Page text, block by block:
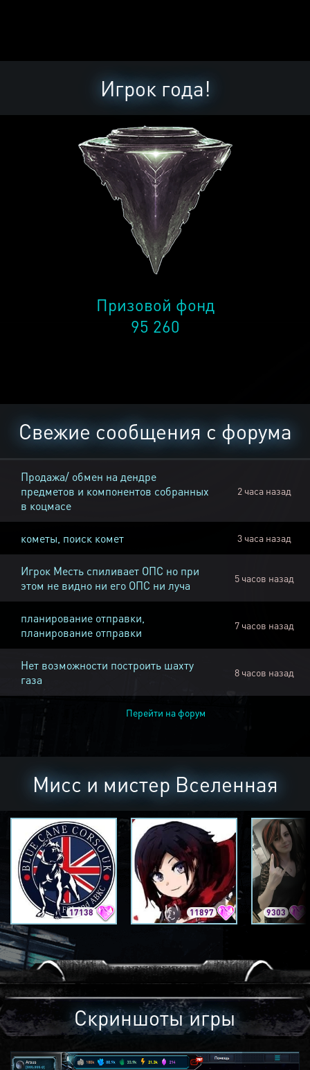
Игрок года!
Призовой фонд
95 260
Свежие сообщения с форума
Продажа/ обмен на дендре
предметов и компонентов собранных
в коцмасе
2 часа назад
кометы, поиск комет 3 часа назад
Игрок Месть спиливает ОПС но при
этом не видно ни его ОПС ни луча
5 часов назад
планирование отправки,
планирование отправки
7 часов назад
Нет возможности построить шахту
газа
8 часов назад
Перейти на форум
Мисс и мистер Вселенная
17138 11897 9303
Скриншоты игры